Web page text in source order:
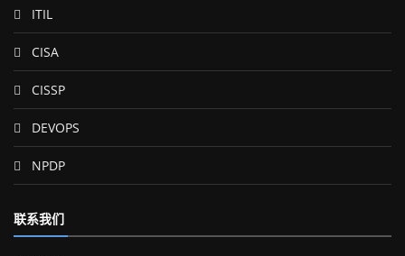
ITIL
CISA
CISSP
DEVOPS
NPDP
联系我们